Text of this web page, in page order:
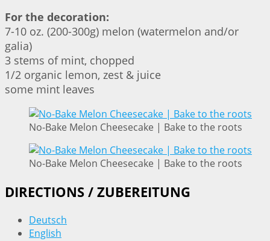
For the decoration:
7-10 oz. (200-300g) melon (watermelon and/or
galia)
3 stems of mint, chopped
1/2 organic lemon, zest & juice
some mint leaves
No-Bake Melon Cheesecake | Bake to the roots
No-Bake Melon Cheesecake | Bake to the roots
DIRECTIONS / ZUBEREITUNG
Deutsch
English